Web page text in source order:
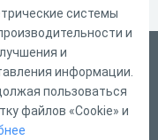
системы
и
и
информации.
пользоваться
файлов «Cookie» и